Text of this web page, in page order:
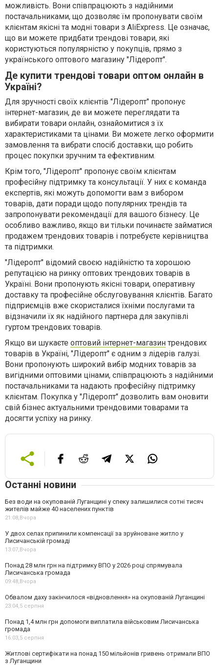
можливість. Вони співпрацюють з надійними
постачальниками, що дозволяє їм пропонувати своїм
клієнтам якісні та модні товари з AliExpress. Це означає,
що ви можете придбати трендові товари, які
користуються популярністю у покупців, прямо з
українського оптового магазину "Лідеропт".
Де купити трендові товари оптом онлайн в
Україні?
Для зручності своїх клієнтів "Лідеропт" пропонує
інтернет-магазин, де ви можете переглядати та
вибирати товари онлайн, ознайомитися з їх
характеристиками та цінами. Ви можете легко оформити
замовлення та вибрати спосіб доставки, що робить
процес покупки зручним та ефективним.
Крім того, "Лідеропт" пропонує своїм клієнтам
професійну підтримку та консультації. У них є команда
експертів, які можуть допомогти вам з вибором
товарів, дати поради щодо популярних трендів та
запропонувати рекомендації для вашого бізнесу. Це
особливо важливо, якщо ви тільки починаєте займатися
продажем трендових товарів і потребуєте керівництва
та підтримки.
"Лідеропт" відомий своєю надійністю та хорошою
репутацією на ринку оптових трендових товарів в
Україні. Вони пропонують якісні товари, оперативну
доставку та професійне обслуговування клієнтів. Багато
підприємців вже скористалися їхніми послугами та
відзначили їх як надійного партнера для закупівлі
гуртом трендових товарів.
Якщо ви шукаєте оптовий інтернет-магазин трендових
товарів в Україні, "Лідеропт" є одним з лідерів галузі.
Вони пропонують широкий вибір модних товарів за
вигідними оптовими цінами, співпрацюють з надійними
постачальниками та надають професійну підтримку
клієнтам. Покупка у "Лідеропт" дозволить вам оновити
свій бізнес актуальними трендовими товарами та
досягти успіху на ринку.
Останні новини
Без води на окупованій Луганщині у спеку залишилися сотні тисяч
жителів майже 40 населених пунктів
21:08,Вчора
У двох селах припинили компенсації за зруйноване житло у
Лисичанській громаді
13:07,Вчора
Понад 28 млн грн на підтримку ВПО у 2026 році спрямувала
Лисичанська громада
09:48,Вчора
Обвалом даху закінчилося «відновлення» на окупованій Луганщині
23:04,5 серпня
Понад 1,4 млн грн допомоги виплатила військовим Лисичанська
громада
16:03,5 серпня
Житлові сертифікати на понад 150 мільйонів гривень отримали ВПО
з Луганщини